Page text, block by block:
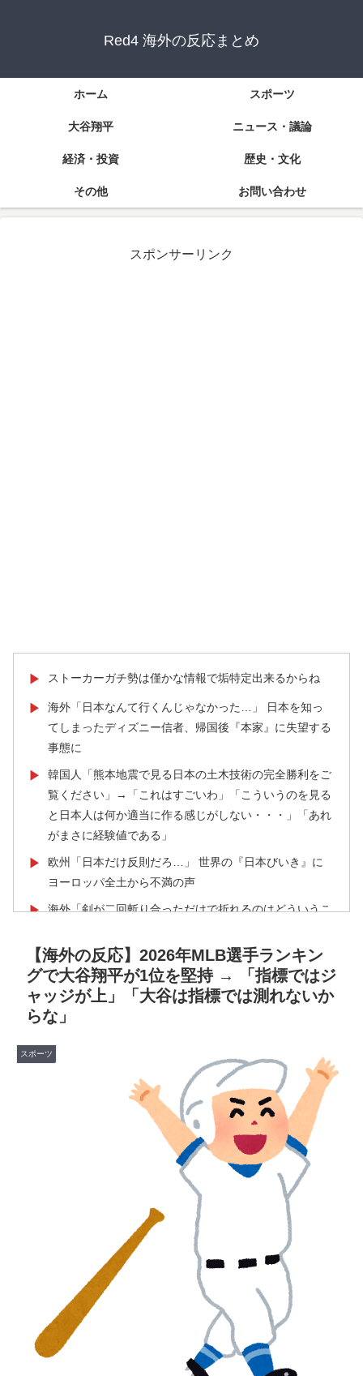
Red4 海外の反応まとめ
ホーム スポーツ
大谷翔平 ニュース・議論
経済・投資 歴史・文化
その他 お問い合わせ
スポンサーリンク
▶ ストーカーガチ勢は僅かな情報で垢特定出来るからね
▶
海外「日本なんて行くんじゃなかった…」 日本を知っ
てしまったディズニー信者、帰国後『本家』に失望する
事態に
▶
韓国人「熊本地震で見る日本の土木技術の完全勝利をご
覧ください」→「これはすごいわ」「こういうのを見る
と日本人は何か適当に作る感じがしない・・・」「あれ
がまさに経験値である」
▶
欧州「日本だけ反則だろ…」 世界の『日本びいき』に
ヨーロッパ全土から不満の声
▶ 海外「剣が二回斬り合っただけで折れるのはどういうこ
▶ 韓国人「日本のアニメ業界で100年続いている暗黙の伝
統がこちら・・・」
▶
【朗報】韓国人「日本のサッカー選手、90年代の映画ス
ターかよ」
▶ 【韓国の反応】また日本が竹島の領有権を主張してきた
ぞ → 「この話題は永遠に終わらないな」「日本政府の
支持率が落ちてきた時点でこの手のニュースが出るのは
韓国人「大韓航空の熊本地震飲料水支援に対する日本人
の反応をご覧ください・・・」→「」
韓国人「日本でヤバい作品ばかりアニメ化してて心配に
【海外の反応】アルゼンチン協会、FIFA会長に断固たる
支持を表明「隠す気もないんだなｗ」
ワールドカップは誰のものか FIFA新会社構想が10日
足らずで撤回された理由【海外の反応・解説】
韓国人「韓国に10年間の出場権剥奪や過去ワールドカッ
プ、オリンピック予選の記録削除を要求するFIFA公式制
裁を海外メディアが報道！」
【海外の反応】2026年MLB選手ランキン
グで大谷翔平が1位を堅持 → 「指標ではジ
ャッジが上」「大谷は指標では測れないか
らな」
スポーツ